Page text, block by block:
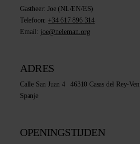
Gastheer: Joe (NL/EN/ES)
Telefoon: +34 617 896 314
Email: joe@neleman.org
ADRES
Calle San Juan 4 | 46310 Casas del Rey-
Spanje
OPENINGSTIJDEN